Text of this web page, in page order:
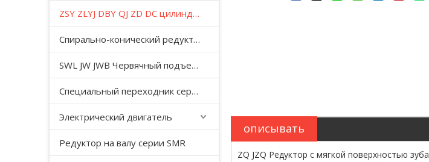
ZSY ZLYJ DBY QJ ZD DC цилиндрический зубчатый редуктор средней твердости с поверхностью зуба
Спирально-конический редуктор серии T
SWL JW JWB Червячный подъемный домкрат серии JWM
Специальный переходник серии YHJ для безгравитационного смесителя
Электрический двигатель
Редуктор на валу серии SMR
описывать
ZQ JZQ Редуктор с мягкой поверхностью зуба